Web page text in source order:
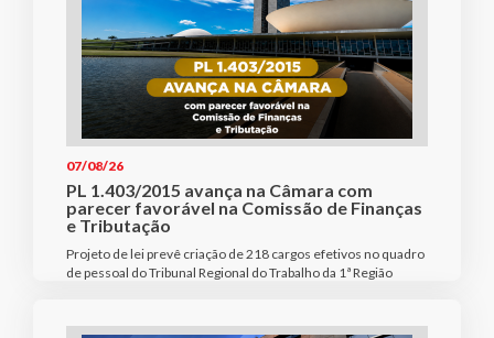
07/08/26
PL 1.403/2015 avança na Câmara com
parecer favorável na Comissão de Finanças
e Tributação
Projeto de lei prevê criação de 218 cargos efetivos no quadro
de pessoal do Tribunal Regional do Trabalho da 1ª Região